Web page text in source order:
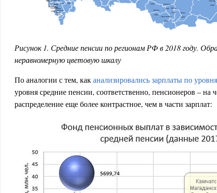
Рисунок 1. Средние пенсии по регионам РФ в 2018 году.
неравномерную цветовую шкалу
По аналогии с тем, каканализировались зарплаты по
уровня средние пенсии, соответственно, пенсионеров – на
распределение еще более контрастное, чем в части зарплат: